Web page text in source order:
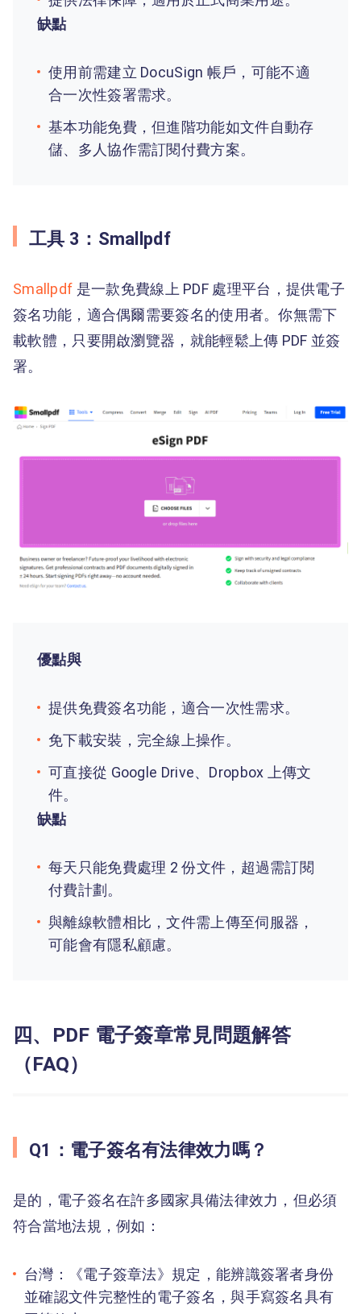
缺點
使用前需建立 DocuSign 帳戶，可能不適
合一次性簽署需求。
基本功能免費，但進階功能如文件自動存
儲、多人協作需訂閱付費方案。
工具 3：Smallpdf
Smallpdf 是一款免費線上 PDF 處理平台，提供電子
簽名功能，適合偶爾需要簽名的使用者。你無需下
載軟體，只要開啟瀏覽器，就能輕鬆上傳 PDF 並簽
署。
優點與
提供免費簽名功能，適合一次性需求。
免下載安裝，完全線上操作。
可直接從 Google Drive、Dropbox 上傳文
件。
缺點
每天只能免費處理 2 份文件，超過需訂閱
付費計劃。
與離線軟體相比，文件需上傳至伺服器，
可能會有隱私顧慮。
四、PDF 電子簽章常見問題解答
（FAQ）
Q1：電子簽名有法律效力嗎？
是的，電子簽名在許多國家具備法律效力，但必須
符合當地法規，例如：
台灣：《電子簽章法》規定，能辨識簽署者身份
並確認文件完整性的電子簽名，與手寫簽名具有